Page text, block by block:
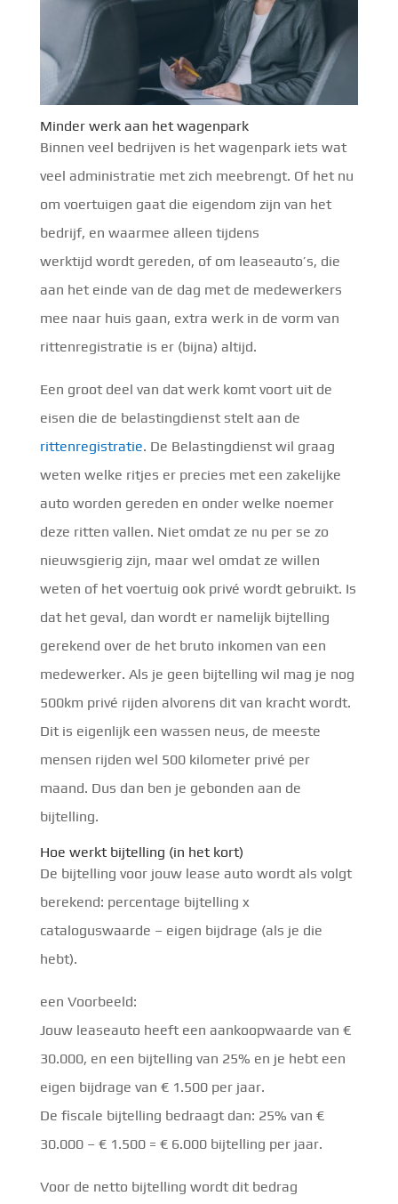
Minder werk aan het wagenpark
Binnen veel bedrijven is het wagenpark iets wat
veel administratie met zich meebrengt. Of het nu
om voertuigen gaat die eigendom zijn van het
bedrijf, en waarmee alleen tijdens
werktijd wordt gereden, of om leaseauto’s, die
aan het einde van de dag met de medewerkers
mee naar huis gaan, extra werk in de vorm van
rittenregistratie is er (bijna) altijd.
Een groot deel van dat werk komt voort uit de
eisen die de belastingdienst stelt aan de
rittenregistratie. De Belastingdienst wil graag
weten welke ritjes er precies met een zakelijke
auto worden gereden en onder welke noemer
deze ritten vallen. Niet omdat ze nu per se zo
nieuwsgierig zijn, maar wel omdat ze willen
weten of het voertuig ook privé wordt gebruikt. Is
dat het geval, dan wordt er namelijk bijtelling
gerekend over de het bruto inkomen van een
medewerker. Als je geen bijtelling wil mag je nog
500km privé rijden alvorens dit van kracht wordt.
Dit is eigenlijk een wassen neus, de meeste
mensen rijden wel 500 kilometer privé per
maand. Dus dan ben je gebonden aan de
bijtelling.
Hoe werkt bijtelling (in het kort)
De bijtelling voor jouw lease auto wordt als volgt
berekend: percentage bijtelling x
cataloguswaarde – eigen bijdrage (als je die
hebt).
een Voorbeeld:
Jouw leaseauto heeft een aankoopwaarde van €
30.000, en een bijtelling van 25% en je hebt een
eigen bijdrage van € 1.500 per jaar.
De fiscale bijtelling bedraagt dan: 25% van €
30.000 – € 1.500 = € 6.000 bijtelling per jaar.
Voor de netto bijtelling wordt dit bedrag